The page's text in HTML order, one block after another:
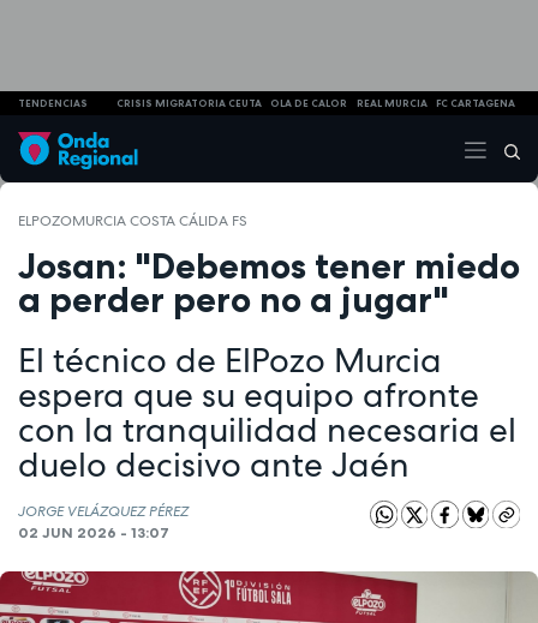
TENDENCIAS CRISIS MIGRATORIA CEUTA OLA DE CALOR REAL MURCIA FC CARTAGENA
ELPOZOMURCIA COSTA CÁLIDA FS
Josan: "Debemos tener miedo
a perder pero no a jugar"
El técnico de ElPozo Murcia
espera que su equipo afronte
con la tranquilidad necesaria el
duelo decisivo ante Jaén
JORGE VELÁZQUEZ PÉREZ
02 JUN 2026 - 13:07